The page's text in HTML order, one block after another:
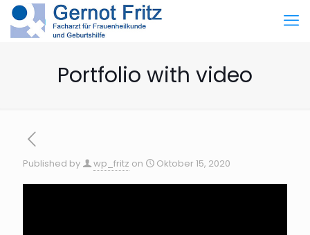
Portfolio with video
Published by wp_fritz on Oktober 15, 2020